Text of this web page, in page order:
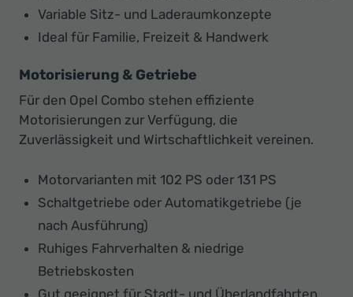
Variable Sitz- und Laderaumkonzepte
Ideal für Familie, Freizeit & Handwerk
Motorisierung & Getriebe
Für den Opel Combo stehen effiziente
Motorisierungen zur Verfügung, die
Zuverlässigkeit und Wirtschaftlichkeit vereinen.
Motorvarianten mit 102 PS oder 131 PS
Schaltgetriebe oder Automatikgetriebe (je
nach Ausführung)
Ruhiges Fahrverhalten & niedrige
Betriebskosten
Gut geeignet für Stadt- und Überlandfahrten